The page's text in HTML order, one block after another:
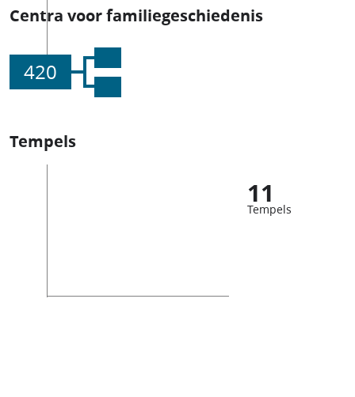
Centra voor familiegeschiedenis
420
Tempels
11
Tempels